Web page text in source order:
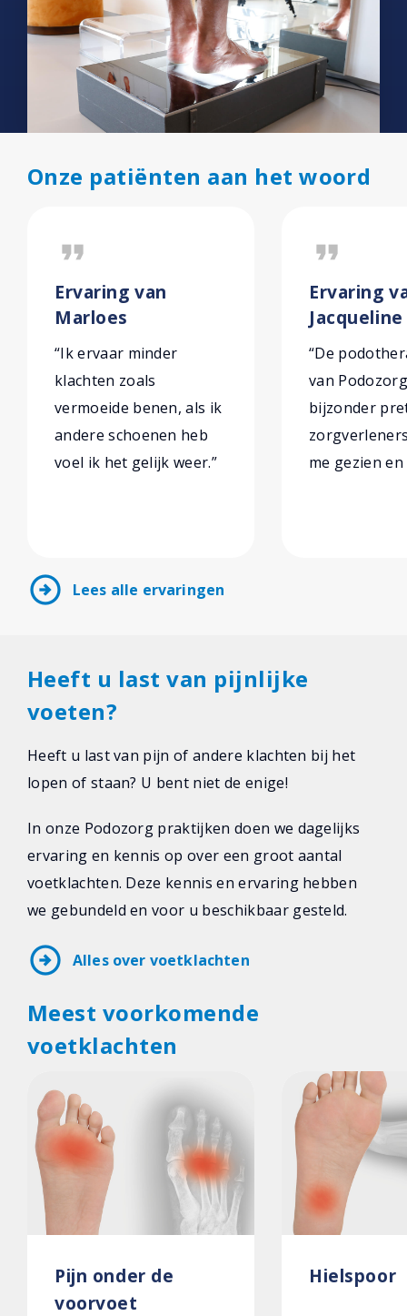
Onze patiënten aan het woord
format_quote
Ervaring van
Marloes
“Ik ervaar minder
klachten zoals
vermoeide benen, als ik
andere schoenen heb
voel ik het gelijk weer.”
format_quote
Ervaring
Jacqueline
“De
van
bijzonder
me gezien
arrow_circle_right Lees alle ervaringen
Heeft u last van pijnlijke
voeten?
Heeft u last van pijn of andere klachten bij het
lopen of staan? U bent niet de enige!
In onze Podozorg praktijken doen we dagelijks
ervaring en kennis op over een groot aantal
voetklachten. Deze kennis en ervaring hebben
we gebundeld en voor u beschikbaar gesteld.
arrow_circle_right Alles over voetklachten
Meest voorkomende
voetklachten
Pijn onder de
voorvoet
Hielspoor